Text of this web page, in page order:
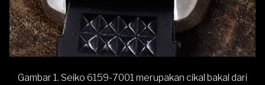
Gambar 1. Seiko 6159-7001 merupakan cikal bakal dari